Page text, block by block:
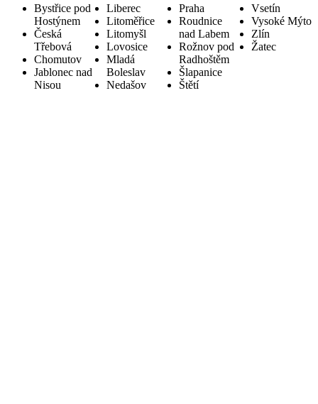
Bystřice pod
Hostýnem
Česká
Třebová
Chomutov
Jablonec nad
Nisou
Liberec
Litoměřice
Litomyšl
Lovosice
Mladá
Boleslav
Nedašov
Praha
Roudnice
nad Labem
Rožnov pod
Radhoštěm
Šlapanice
Štětí
Vsetín
Vysoké Mýto
Zlín
Žatec